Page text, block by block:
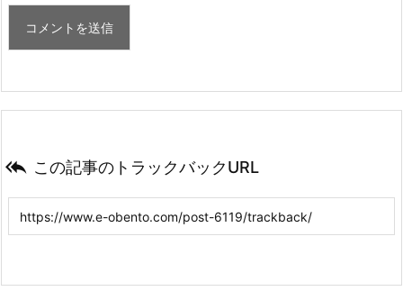
 この記事のトラックバックURL